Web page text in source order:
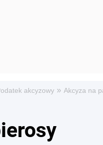
akcyzowy » Akcyza na